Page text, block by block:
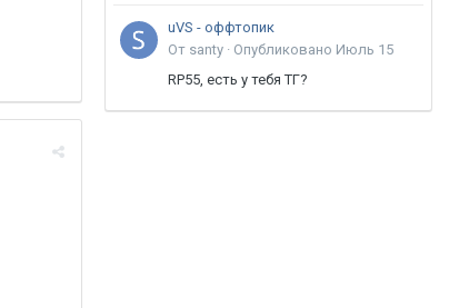
uVS - оффтопик
От santy · Опубликовано Июль 15
RP55, есть у тебя ТГ?